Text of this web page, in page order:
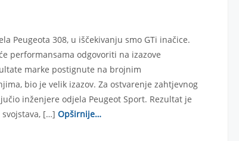
Peugeota 308, u iščekivanju smo GTi inačice.
performansama odgovoriti na izazove
marke postignute na brojnim
bio je velik izazov. Za ostvarenje zahtjevnog
inženjere odjela Peugeot Sport. Rezultat je
[…] Opširnije…